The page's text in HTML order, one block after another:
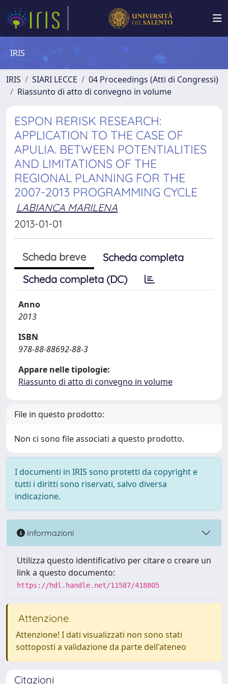
IRIS
IRIS SIARI LECCE
04 Proceedings (Atti di Congressi)
Riassunto di atto di convegno in volume
ESPON RERISK RESEARCH:
APPLICATION TO THE CASE OF
APULIA. BETWEEN POTENTIALITIES
AND LIMITATIONS OF THE
REGIONAL PLANNING FOR THE
2007-2013 PROGRAMMING CYCLE
LABIANCA MARILENA
2013-01-01
Scheda breve
Scheda completa
Scheda completa (DC)
Anno
2013
ISBN
978-88-88692-88-3
Appare nelle tipologie:
Riassunto di atto di convegno in volume
File in questo prodotto:
Non ci sono file associati a questo prodotto.
I documenti in IRIS sono protetti da copyright e
tutti i diritti sono riservati, salvo diversa
indicazione.
Informazioni
Utilizza questo identificativo per citare o creare un
link a questo documento:
https://hdl.handle.net/11587/418805
Attenzione
Attenzione! I dati visualizzati non sono stati
sottoposti a validazione da parte dell'ateneo
Citazioni